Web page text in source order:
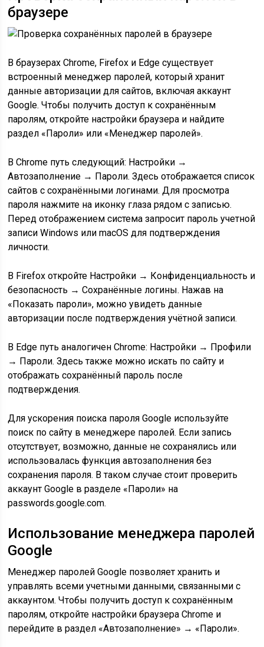
браузере
В браузерах Chrome, Firefox и Edge существует
встроенный менеджер паролей, который хранит
данные авторизации для сайтов, включая аккаунт
Google. Чтобы получить доступ к сохранённым
паролям, откройте настройки браузера и найдите
раздел «Пароли» или «Менеджер паролей».
В Chrome путь следующий: Настройки →
Автозаполнение → Пароли. Здесь отображается список
сайтов с сохранёнными логинами. Для просмотра
пароля нажмите на иконку глаза рядом с записью.
Перед отображением система запросит пароль учетной
записи Windows или macOS для подтверждения
личности.
В Firefox откройте Настройки → Конфиденциальность и
безопасность → Сохранённые логины. Нажав на
«Показать пароли», можно увидеть данные
авторизации после подтверждения учётной записи.
В Edge путь аналогичен Chrome: Настройки → Профили
→ Пароли. Здесь также можно искать по сайту и
отображать сохранённый пароль после
подтверждения.
Для ускорения поиска пароля Google используйте
поиск по сайту в менеджере паролей. Если запись
отсутствует, возможно, данные не сохранялись или
использовалась функция автозаполнения без
сохранения пароля. В таком случае стоит проверить
аккаунт Google в разделе «Пароли» на
passwords.google.com.
Использование менеджера паролей
Google
Менеджер паролей Google позволяет хранить и
управлять всеми учетными данными, связанными с
аккаунтом. Чтобы получить доступ к сохранённым
паролям, откройте настройки браузера Chrome и
перейдите в раздел «Автозаполнение» → «Пароли».